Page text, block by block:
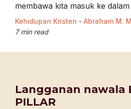
membawa kita masuk ke
Kehidupan Kristen -Abraham M.
7 min read
Langganan nawala
PILLAR